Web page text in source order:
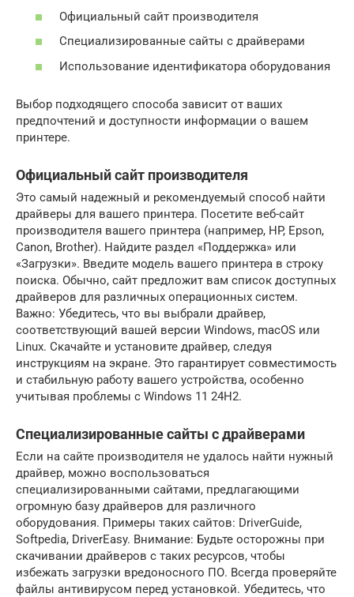
Официальный сайт производителя
Специализированные сайты с драйверами
Использование идентификатора оборудования
Выбор подходящего способа зависит от ваших
предпочтений и доступности информации о вашем
принтере.
Официальный сайт производителя
Это самый надежный и рекомендуемый способ найти
драйверы для вашего принтера. Посетите веб-сайт
производителя вашего принтера (например, HP, Epson,
Canon, Brother). Найдите раздел «Поддержка» или
«Загрузки». Введите модель вашего принтера в строку
поиска. Обычно, сайт предложит вам список доступных
драйверов для различных операционных систем.
Важно: Убедитесь, что вы выбрали драйвер,
соответствующий вашей версии Windows, macOS или
Linux. Скачайте и установите драйвер, следуя
инструкциям на экране. Это гарантирует совместимость
и стабильную работу вашего устройства, особенно
учитывая проблемы с Windows 11 24H2.
Специализированные сайты с драйверами
Если на сайте производителя не удалось найти нужный
драйвер, можно воспользоваться
специализированными сайтами, предлагающими
огромную базу драйверов для различного
оборудования. Примеры таких сайтов: DriverGuide,
Softpedia, DriverEasy. Внимание: Будьте осторожны при
скачивании драйверов с таких ресурсов, чтобы
избежать загрузки вредоносного ПО. Всегда проверяйте
файлы антивирусом перед установкой. Убедитесь, что